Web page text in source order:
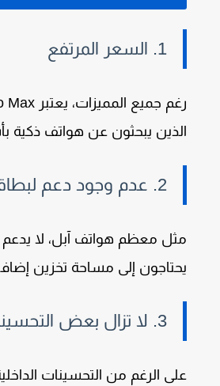
1. السعر المرتفع
رغم جميع المميزات، يعتبر Max
الذين يبحثون عن هواتف ذكية
2. عدم وجود دعم لبطاقة الذاكرة الخارجية
مثل معظم هواتف آبل، لا يدعم
يحتاجون إلى مساحة تخزين
3. لا تزال بعض التحسينات في التصميم محدودة
على الرغم من التحسينات